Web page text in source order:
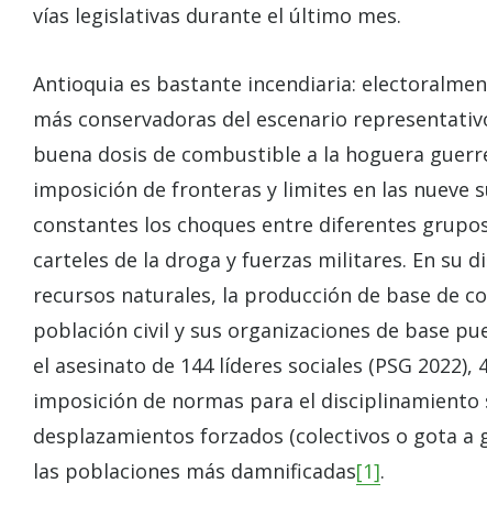
vías legislativas durante el último mes.
Antioquia es bastante incendiaria:
más conservadoras del escenario
buena dosis de combustible a la hoguera
imposición de fronteras y limites en las nueve
constantes los choques entre diferentes
carteles de la droga y fuerzas militares. En su
recursos naturales, la producción de base de
población civil y sus organizaciones de base
el asesinato de 144 líderes sociales (PSG
imposición de normas para el disciplinamiento
desplazamientos forzados (colectivos o gota a
las poblaciones más damnificadas[1].